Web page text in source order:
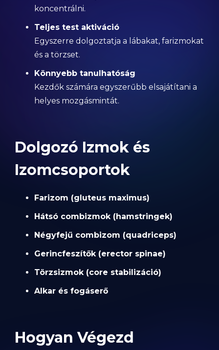
koncentrálni.
Teljes test aktiváció
Egyszerre dolgoztatja a lábakat, farizmokat
és a törzset.
Könnyebb tanulhatóság
Kezdők számára egyszerűbb elsajátítani a
helyes mozgásmintát.
Dolgozó Izmok és
Izomcsoportok
Farizom (gluteus maximus)
Hátsó combizmok (hamstringek)
Négyfejű combizom (quadriceps)
Gerincfeszítők (erector spinae)
Törzsizmok (core stabilizáció)
Alkar és fogáserő
Hogyan Végezd